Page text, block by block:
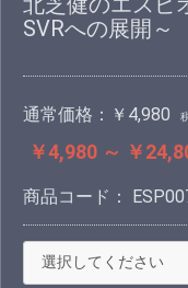
SVRへの展開～
通常価格： ￥4,980
￥4,980 ～ ￥
商品コード：